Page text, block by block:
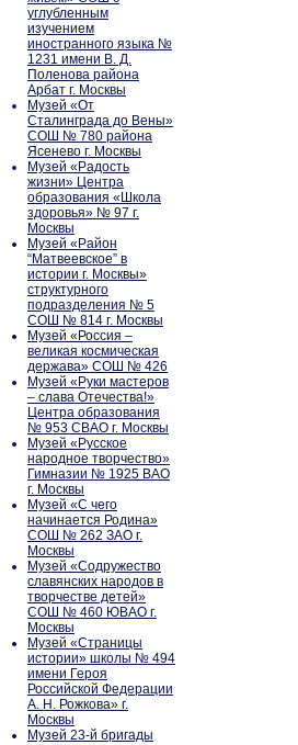
углубленным
изучением
иностранного языка №
1231 имени В. Д.
Поленова района
Арбат г. Москвы
Музей «От
Сталинграда до Вены»
СОШ № 780 района
Ясенево г. Москвы
Музей «Радость
жизни» Центра
образования «Школа
здоровья» № 97 г.
Москвы
Музей «Район
“Матвеевское” в
истории г. Москвы»
структурного
подразделения № 5
СОШ № 814 г. Москвы
Музей «Россия –
великая космическая
держава» СОШ № 426
Музей «Руки мастеров
– слава Отечества!»
Центра образования
№ 953 СВАО г. Москвы
Музей «Русское
народное творчество»
Гимназии № 1925 ВАО
г. Москвы
Музей «С чего
начинается Родина»
СОШ № 262 ЗАО г.
Москвы
Музей «Содружество
славянских народов в
творчестве детей»
СОШ № 460 ЮВАО г.
Москвы
Музей «Страницы
истории» школы № 494
имени Героя
Российской Федерации
А. Н. Рожкова» г.
Москвы
Музей 23-й бригады